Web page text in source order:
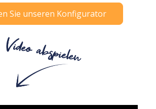
Sie unseren Konfigurator